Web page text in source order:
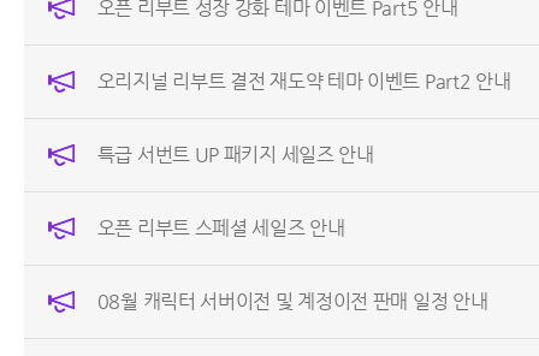
오픈 리부트 성장 강화 테마 이벤트 Part5 안내
오리지널 리부트 결전 재도약 테마 이벤트 Part2 안내
특급 서번트 UP 패키지 세일즈 안내
오픈 리부트 스페셜 세일즈 안내
08월 캐릭터 서버이전 및 계정이전 판매 일정 안내